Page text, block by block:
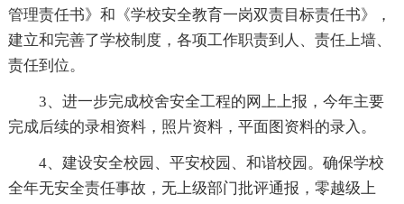
管理责任书》和《学校安全教育一岗双责目标责任书》，
建立和完善了学校制度，各项工作职责到人、责任上墙、
责任到位。
3、进一步完成校舍安全工程的网上上报，今年主要
完成后续的录相资料，照片资料，平面图资料的录入。
4、建设安全校园、平安校园、和谐校园。确保学校
全年无安全责任事故，无上级部门批评通报，零越级上